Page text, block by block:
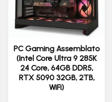
PC Gaming Assemblato
(Intel Core Ultra 9 285K
24 Core, 64GB DDR5,
RTX 5090 32GB, 2TB,
WiFi)